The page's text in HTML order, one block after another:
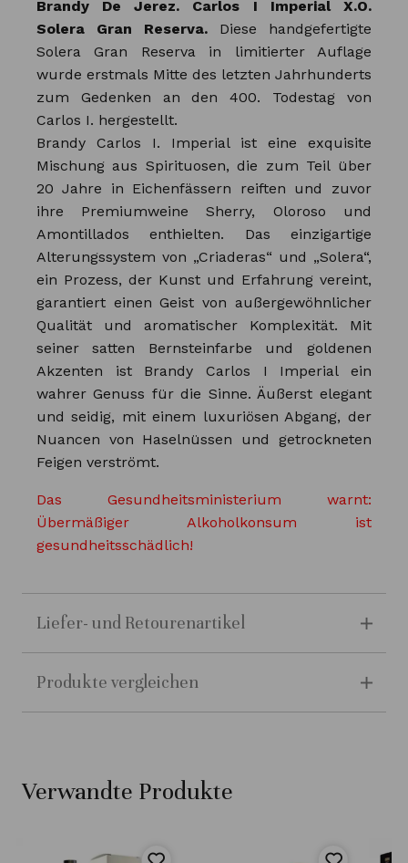
Brandy De Jerez. Carlos I Imperial X.O.
Solera Gran Reserva.Diese handgefertigte
Solera Gran Reserva in limitierter Auflage
wurde erstmals Mitte des letzten Jahrhunderts
zum Gedenken an den 400. Todestag von
Carlos I. hergestellt.
Brandy Carlos I. Imperial ist eine exquisite
Mischung aus Spirituosen, die zum Teil über
20 Jahre in Eichenfässern reiften und zuvor
ihre Premiumweine Sherry, Oloroso und
Amontillados enthielten. Das einzigartige
Alterungssystem von „Criaderas“ und „Solera“,
ein Prozess, der Kunst und Erfahrung vereint,
garantiert einen Geist von außergewöhnlicher
Qualität und aromatischer Komplexität. Mit
seiner satten Bernsteinfarbe und goldenen
Akzenten ist Brandy Carlos I Imperial ein
wahrer Genuss für die Sinne. Äußerst elegant
und seidig, mit einem luxuriösen Abgang, der
Nuancen von Haselnüssen und getrockneten
Feigen verströmt.
Das Gesundheitsministerium warnt:
Übermäßiger Alkoholkonsum ist
gesundheitsschädlich!
Liefer- und Retourenartikel
Produkte vergleichen
Verwandte Produkte